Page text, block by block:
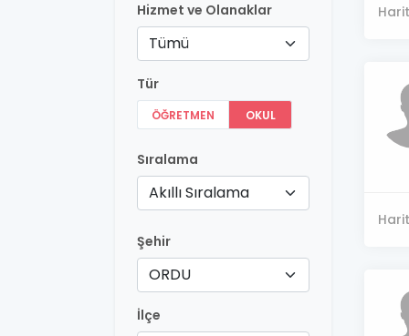
Hizmet ve Olanaklar
Tümü
Tür
ÖĞRETMEN OKUL
Sıralama
Akıllı Sıralama
Şehir
ORDU
İlçe